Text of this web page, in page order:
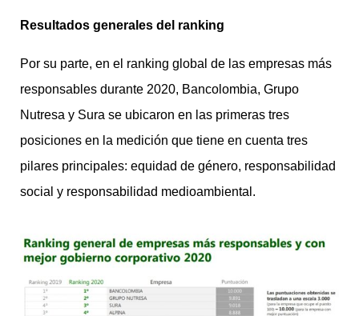
Resultados generales del ranking
Por su parte, en el ranking global de las empresas más
responsables durante 2020, Bancolombia, Grupo
Nutresa y Sura se ubicaron en las primeras tres
posiciones en la medición que tiene en cuenta tres
pilares principales: equidad de género, responsabilidad
social y responsabilidad medioambiental.